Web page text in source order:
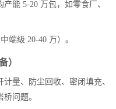
能 5-20 万包，如零食厂、
端级 20-40 万）。
）
量、防尘回收、密闭填充、
问题。